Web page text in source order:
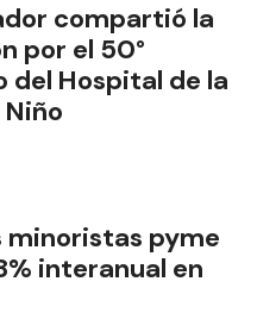
compartió la
por el 50°
del Hospital de la
minoristas pyme
interanual en